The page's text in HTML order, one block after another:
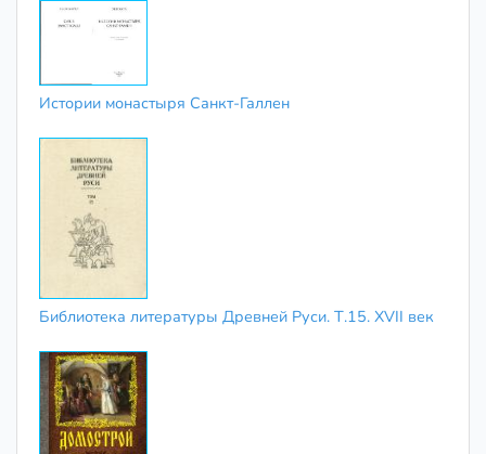
Истории монастыря Санкт-Галлен
Библиотека литературы Древней Руси. Т.15. XVII век